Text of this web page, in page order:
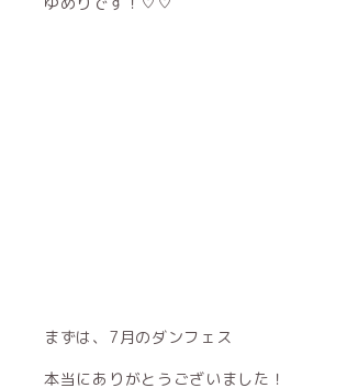
まずは、7月のダンフェス
本当にありがとうございました！